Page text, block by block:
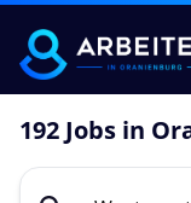
192 Jobs in